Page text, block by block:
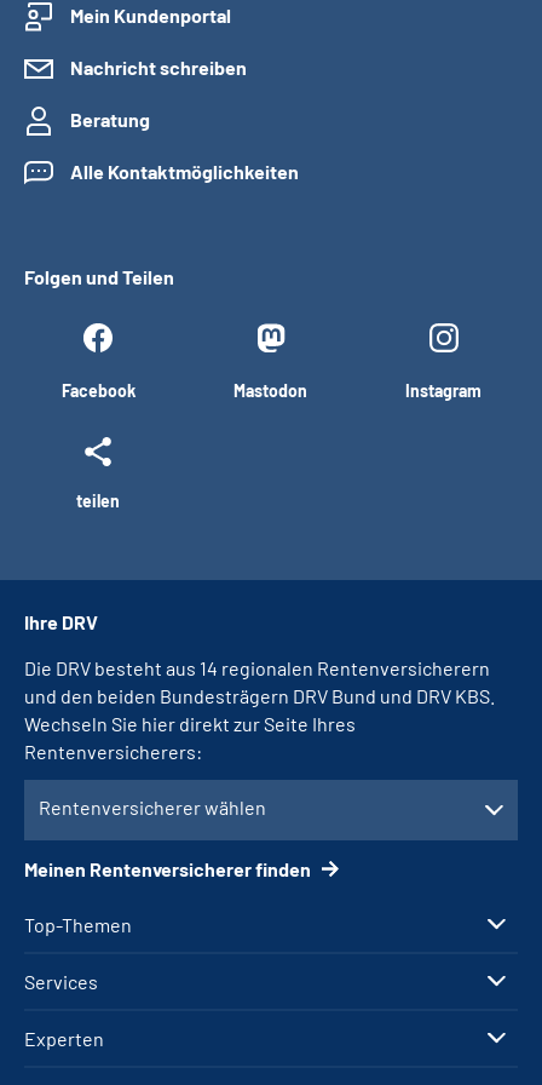
Mein Kundenportal
Nachricht schreiben
Beratung
Alle Kontaktmöglichkeiten
Folgen und Teilen
Facebook Mastodon Instagram
teilen
Top-Themen
Services
Experten
Ihre DRV
Die DRV besteht aus 14 regionalen Rentenversicherern
und den beiden Bundesträgern DRV Bund und DRV KBS.
Wechseln Sie hier direkt zur Seite Ihres
Rentenversicherers:
Rentenversicherer wählen
Meinen Rentenversicherer finden